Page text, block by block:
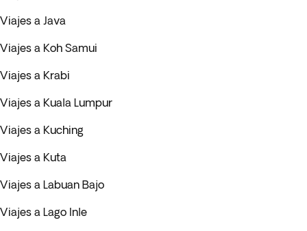
Viajes a Java
Viajes a Koh Samui
Viajes a Krabi
Viajes a Kuala Lumpur
Viajes a Kuching
Viajes a Kuta
Viajes a Labuan Bajo
Viajes a Lago Inle